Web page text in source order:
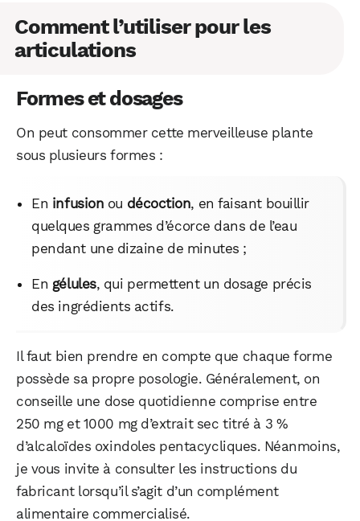
Comment l’utiliser pour les
articulations
Formes et dosages
On peut consommer cette merveilleuse plante
sous plusieurs formes :
En infusion ou décoction, en faisant bouillir
quelques grammes d’écorce dans de l’eau
pendant une dizaine de minutes ;
En gélules, qui permettent un dosage précis
des ingrédients actifs.
Il faut bien prendre en compte que chaque forme
possède sa propre posologie. Généralement, on
conseille une dose quotidienne comprise entre
250 mg et 1000 mg d’extrait sec titré à 3 %
d’alcaloïdes oxindoles pentacycliques. Néanmoins,
je vous invite à consulter les instructions du
fabricant lorsqu’il s’agit d’un complément
alimentaire commercialisé.
Facebook X